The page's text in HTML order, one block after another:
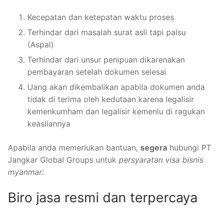
Kecepatan dan ketepatan waktu proses
Terhindar dari masalah surat asli tapi palsu
(Aspal)
Terhindar dari unsur penipuan dikarenakan
pembayaran setelah dokumen selesai
Uang akan dikembalikan apabila dokumen anda
tidak di terima oleh kedutaan karena legalisir
kemenkumham dan legalisir kemenlu di ragukan
keasliannya
Apabila anda memerlukan bantuan, segera hubungi PT
Jangkar Global Groups untuk persyaratan visa bisnis
myanmar:
Biro jasa resmi dan terpercaya